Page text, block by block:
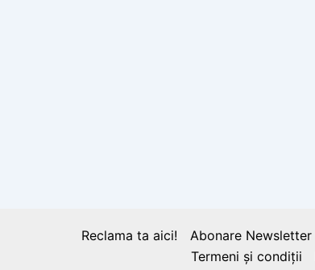
Reclama ta aici! Abonare Newsletter
Termeni și condiții